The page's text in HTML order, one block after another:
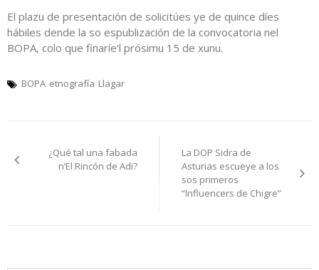
El plazu de presentación de solicitúes ye de quince díes
hábiles dende la so espublización de la convocatoria nel
BOPA, colo que finaríe’l prósimu 15 de xunu.
BOPA etnografía Llagar
pelos¿Qué tal una fabada
n’El Rincón de Adi?
La DOP Sidra de
Asturias escueye a los
sos primeros
“Influencers de Chigre”